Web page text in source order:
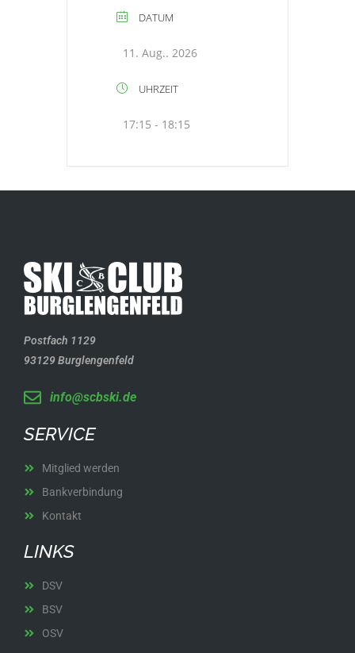
DATUM
11. Aug.. 2026
UHRZEIT
17:15 - 18:15
Postfach 1129
93129 Burglengenfeld
info@scbski.de
SERVICE
Mitglied werden
Bankverbindung
Kontakt
LINKS
DSV
BSV
OSV